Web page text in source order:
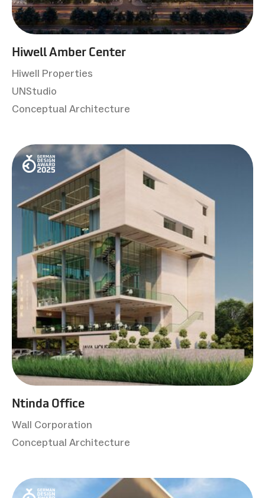
Hiwell Amber Center
Hiwell Properties
UNStudio
Conceptual Architecture
Ntinda Office
Wall Corporation
Conceptual Architecture